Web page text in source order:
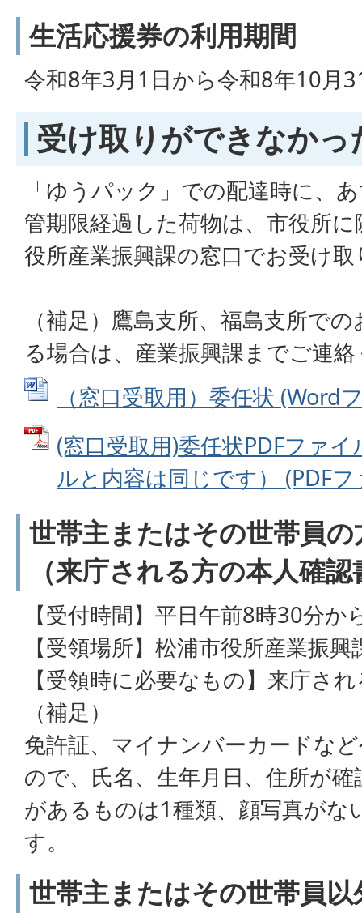
生活応援券の利用期間
令和8年3月1日から令和8年10月
受け取りができなかっ
「ゆうパック」での配達時に、
管期限経過した荷物は、市役所
役所産業振興課の窓口でお受け
（補足）鷹島支所、福島支所で
る場合は、産業振興課までご連
（窓口受取用）委任状 (Word
(窓口受取用)委任状PDFファ
ルと内容は同じです） (PDF
世帯主またはその世帯員
（来庁される方の本人確
【受付時間】平日午前8時30分
【受領場所】松浦市役所産業振
【受領時に必要なもの】来庁さ
（補足）
免許証、マイナンバーカードな
ので、氏名、生年月日、住所が
があるものは1種類、顔写真がな
す。
世帯主またはその世帯員